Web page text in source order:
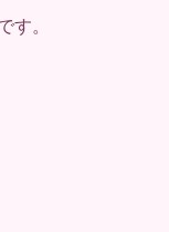
す。